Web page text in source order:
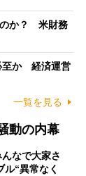
のか？ 米財務
至か 経済運営
一覧を見る
動の内幕
なで大家さ
“異常なく